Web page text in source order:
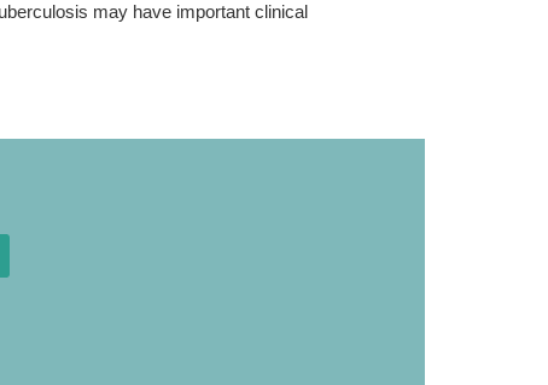
may have important clinical